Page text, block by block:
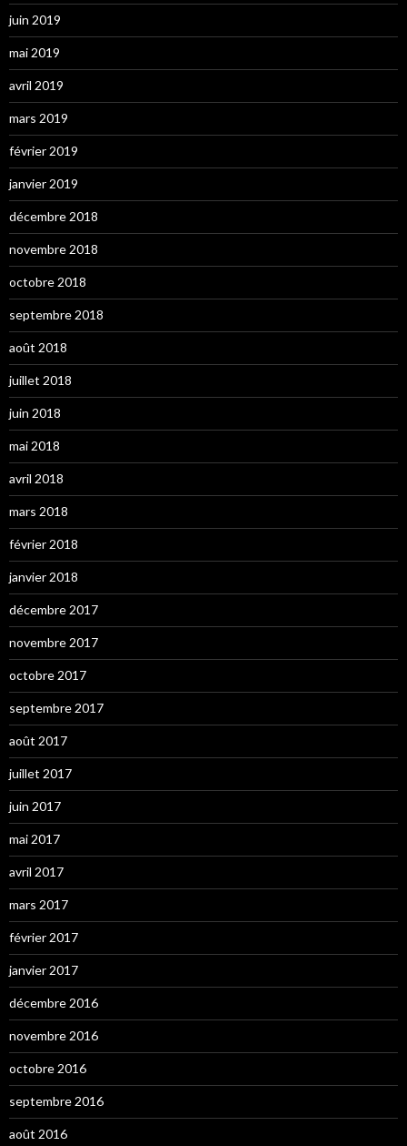
juin 2019
mai 2019
avril 2019
mars 2019
février 2019
janvier 2019
décembre 2018
novembre 2018
octobre 2018
septembre 2018
août 2018
juillet 2018
juin 2018
mai 2018
avril 2018
mars 2018
février 2018
janvier 2018
décembre 2017
novembre 2017
octobre 2017
septembre 2017
août 2017
juillet 2017
juin 2017
mai 2017
avril 2017
mars 2017
février 2017
janvier 2017
décembre 2016
novembre 2016
octobre 2016
septembre 2016
août 2016